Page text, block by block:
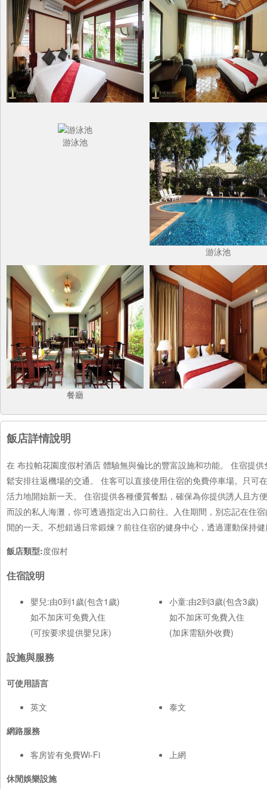
游泳池
游泳池
餐廳
飯店詳情說明
在 布拉帕花園度假村酒店 體驗無與倫比的豐富設施和功能。 住宿提
鬆安排往返機場的交通。 住客可以直接使用住宿的免費停車場。只
活力地開始新一天。 住宿提供各種優質餐點，確保為你提供誘人且
而設的私人海灘，你可透過指定出入口前往。入住期間，別忘記在住
閒的一天。不想錯過日常鍛煉？前往住宿的健身中心，透過運動保持
飯店類型:度假村
住宿說明
嬰兒:由0到1歲(包含1歲)
如不加床可免費入住
(可按要求提供嬰兒床)
小童:由2到3歲(包含3歲)
如不加床可免費入住
(加床需額外收費)
設施與服務
可使用語言
英文
泰文
網路服務
客房皆有免費Wi-Fi
上網
休閒娛樂設施